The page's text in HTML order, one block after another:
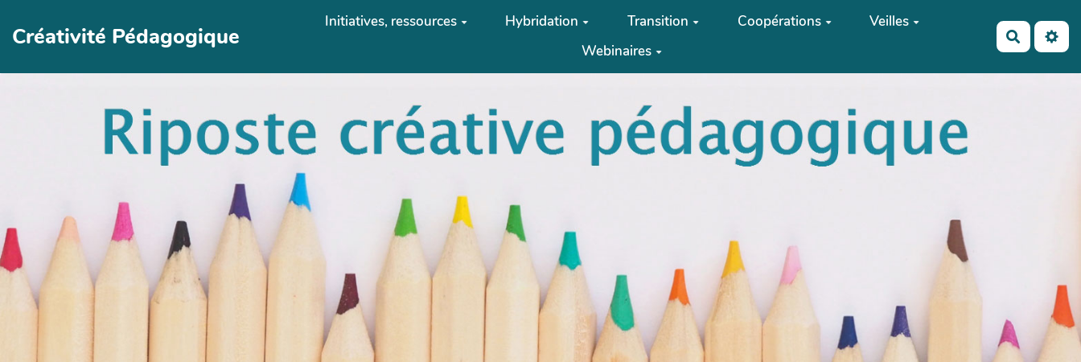
Créativité Pédagogique
Initiatives, ressources Hybridation Transition Coopérations
Veilles
Webinaires